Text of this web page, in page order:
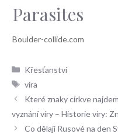
Parasites
Rubriky
Křesťanství
Štítky
víra
Které znaky církve
vyznání víry – Historie víry:
Co dělají Rusové na den